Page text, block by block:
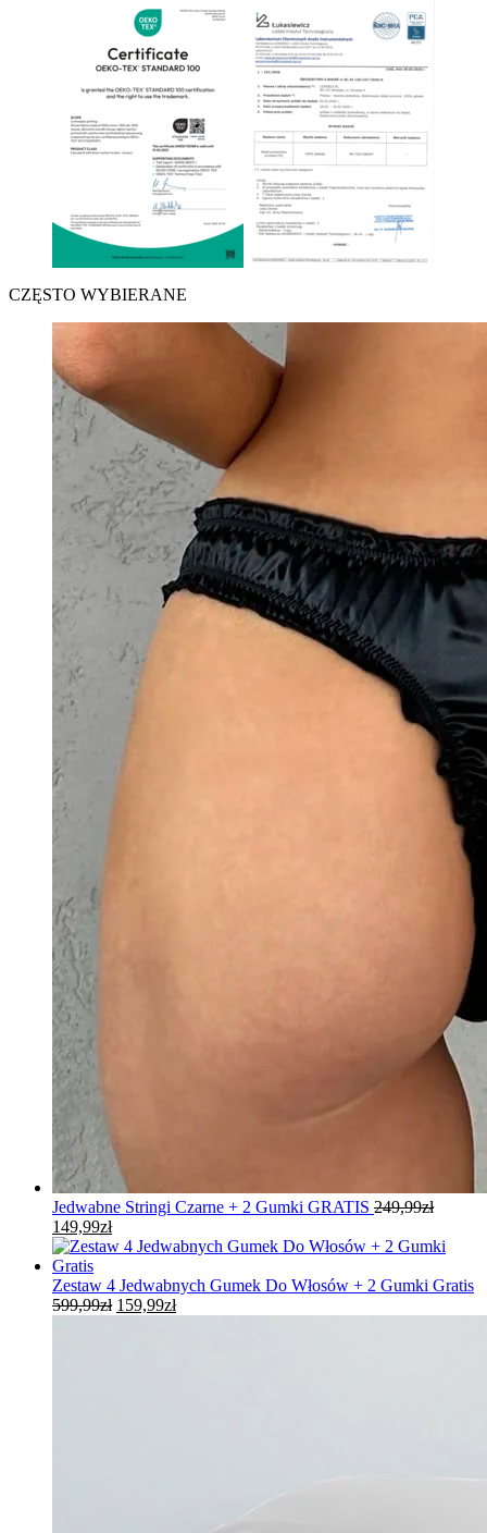
CZĘSTO WYBIERANE
Jedwabne Stringi Czarne + 2 Gumki GRATIS 249,99zł
Pierwotna
cena
wynosiła:
249,99zł.
149,99złAktualna
cena
149,99zł.
Zestaw 4 Jedwabnych Gumek Do Włosów + 2 Gumki Gratis
599,99zł Pierwotna
159,99złAktualna